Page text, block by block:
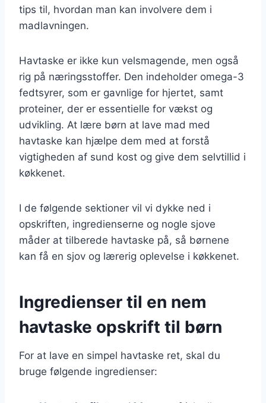
tips til, hvordan man kan involvere dem i
madlavningen.
Havtaske er ikke kun velsmagende, men også
rig på næringsstoffer. Den indeholder omega-3
fedtsyrer, som er gavnlige for hjertet, samt
proteiner, der er essentielle for vækst og
udvikling. At lære børn at lave mad med
havtaske kan hjælpe dem med at forstå
vigtigheden af sund kost og give dem selvtillid i
køkkenet.
I de følgende sektioner vil vi dykke ned i
opskriften, ingredienserne og nogle sjove
måder at tilberede havtaske på, så børnene
kan få en sjov og lærerig oplevelse i køkkenet.
Ingredienser til en nem
havtaske opskrift til børn
For at lave en simpel havtaske ret, skal du
bruge følgende ingredienser: